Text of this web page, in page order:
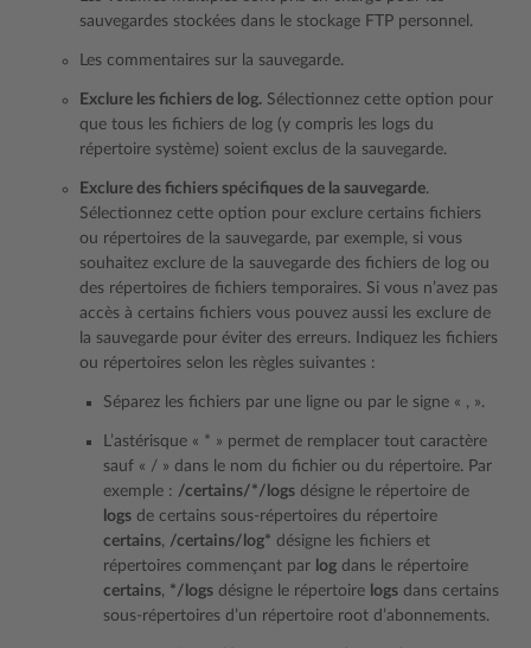
sauvegardes stockées dans le stockage FTP personnel.
Les commentaires sur la sauvegarde.
Exclure les fichiers de log. Sélectionnez cette option pour
que tous les fichiers de log (y compris les logs du
répertoire système) soient exclus de la sauvegarde.
Exclure des fichiers spécifiques de la sauvegarde.
Sélectionnez cette option pour exclure certains fichiers
ou répertoires de la sauvegarde, par exemple, si vous
souhaitez exclure de la sauvegarde des fichiers de log ou
des répertoires de fichiers temporaires. Si vous n’avez pas
accès à certains fichiers vous pouvez aussi les exclure de
la sauvegarde pour éviter des erreurs. Indiquez les fichiers
ou répertoires selon les règles suivantes :
Séparez les fichiers par une ligne ou par le signe « , ».
L’astérisque « * » permet de remplacer tout caractère
sauf « / » dans le nom du fichier ou du répertoire. Par
exemple : /certains/*/logs désigne le répertoire de
logs de certains sous-répertoires du répertoire
certains, /certains/log* désigne les fichiers et
répertoires commençant par log dans le répertoire
certains, */logs désigne le répertoire logs dans certains
sous-répertoires d’un répertoire root d’abonnements.